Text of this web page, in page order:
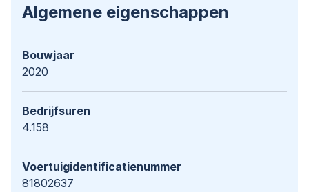
Algemene eigenschappen
Bouwjaar
2020
Bedrijfsuren
4.158
Voertuigidentificatienummer
81802637